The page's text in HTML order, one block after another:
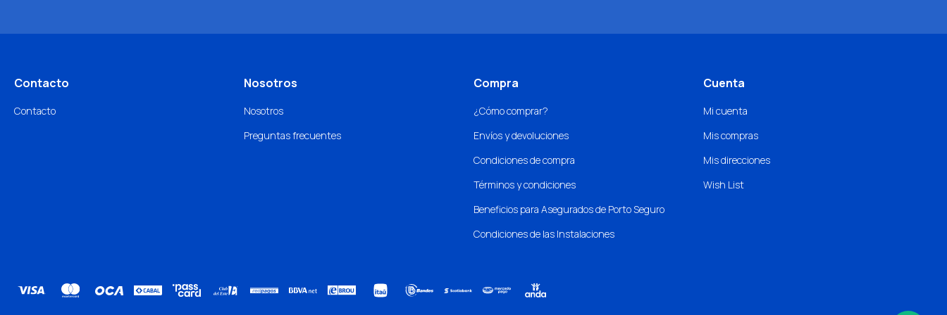
Contacto
Contacto
Nosotros
Nosotros
Preguntas frecuentes
Compra
¿Cómo comprar?
Envíos y devoluciones
Condiciones de compra
Términos y condiciones
Beneficios para Asegurados de Porto Seguro
Condiciones de las Instalaciones
Cuenta
Mi cuenta
Mis compras
Mis direcciones
Wish List